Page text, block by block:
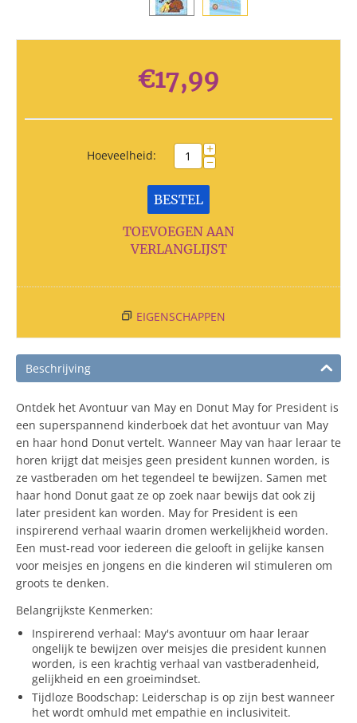
€17,99
Hoeveelheid: +
−
BESTEL
TOEVOEGEN AAN
VERLANGLIJST
EIGENSCHAPPEN
Beschrijving
Ontdek het Avontuur van May en Donut May for President is
een superspannend kinderboek dat het avontuur van May
en haar hond Donut vertelt. Wanneer May van haar leraar te
horen krijgt dat meisjes geen president kunnen worden, is
ze vastberaden om het tegendeel te bewijzen. Samen met
haar hond Donut gaat ze op zoek naar bewijs dat ook zij
later president kan worden. May for President is een
inspirerend verhaal waarin dromen werkelijkheid worden.
Een must-read voor iedereen die gelooft in gelijke kansen
voor meisjes en jongens en die kinderen wil stimuleren om
groots te denken.
Belangrijkste Kenmerken:
Inspirerend verhaal: May's avontuur om haar leraar
ongelijk te bewijzen over meisjes die president kunnen
worden, is een krachtig verhaal van vastberadenheid,
gelijkheid en een groeimindset.
Tijdloze Boodschap: Leiderschap is op zijn best wanneer
het wordt omhuld met empathie en inclusiviteit.